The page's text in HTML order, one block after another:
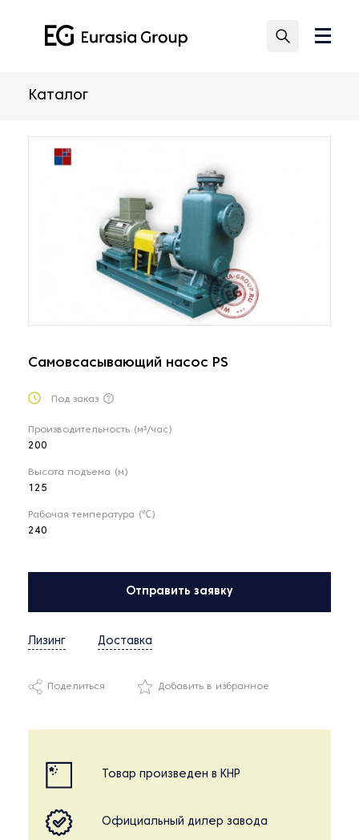
Каталог
Самовсасывающий насос PS
Под заказ
Производительность (м³/час)
200
Высота подъема (м)
125
Рабочая температура (℃)
240
Отправить заявку
Лизинг Доставка
Поделиться Добавить в избранное
Товар произведен в КНР
Официальный дилер завода